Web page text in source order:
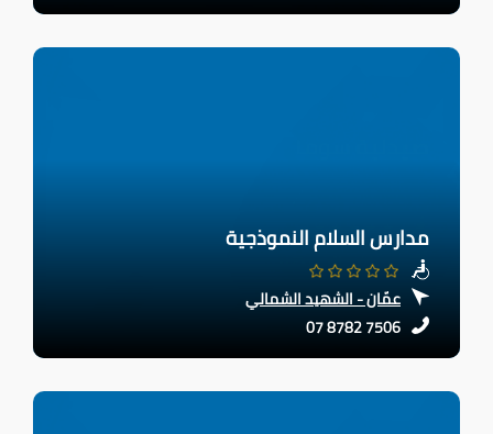
مدارس السلام النموذجية
عمّان - الشهيد الشمالي
07 8782 7506